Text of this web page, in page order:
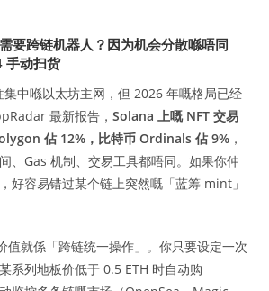
要跨链机器人？因为机会分散喺唔同
手动扫货
集中喺以太坊主网，但 2026 年嘅格局已经
最新报告，Solana 上嘅 NFT 交易
佔 12%，比特币 Ordinals 佔 9% ，
、Gas 机制、交易工具都唔同。如果你仲
好容易错过某个链上突然嘅「蓝筹 mint」
就係「跨链统一操作」。你只要设定一次
系列地板价低于 0.5 ETH 时自动购